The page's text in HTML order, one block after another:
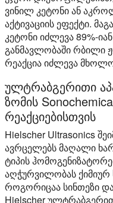
ვინილ კეტონი ან
აქტივაციის ეფექტი.
კეტონი იძლევა 89%-
განმავლობაში
რეაქცია იძლევა
ულტრაბგერითი
ზომის
რეაქციებისთვის
Hielscher Ultrasonics
ავრცელებს მაღალი
ტიპის
აღჭურვილობას ქიმიურ
როგორიცაა სინთეზი
Hielscher